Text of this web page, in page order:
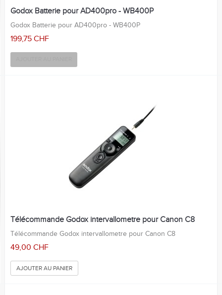
Godox Batterie pour AD400pro - WB400P
Godox Batterie pour AD400pro - WB400P
199,75 CHF
Télécommande Godox intervallometre pour Canon C8
Télécommande Godox intervallometre pour Canon C8
49,00 CHF
AJOUTER AU PANIER